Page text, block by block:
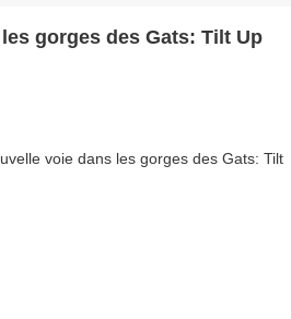
gorges des Gats: Tilt Up